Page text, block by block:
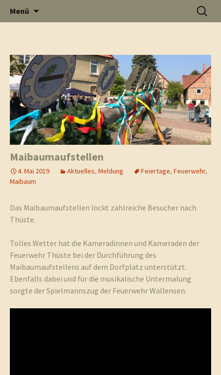
Thüste im
Internet
und
aus
und
Menü
Suchen
nach:
Maibaumaufstellen
4. Mai 2019 Aktuelles, Meldung Feiertage, Feuerwehr,
Maibaum
Das Maibaumaufstellen lockt zahlreiche Besucher nach
Thüste.
Tolles Wetter hat die Kameradinnen und Kameraden der
Feuerwehr Thüste bei der Durchführung des
Maibaumaufstellens auf dem Dorfplatz unterstützt.
Ebenfalls dabei und für die musikalische Untermalung
sorgte der Spielmannszug der Feuerwehr Wallensen.